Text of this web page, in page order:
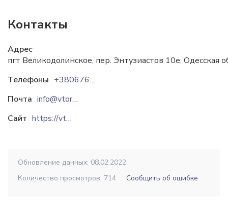
Контакты
Адрес
пгт Великодолинское, пер. Энтузиастов 10е, Одесская
Телефоны
+380676543900
Почта
info@vtor-resursy.com.ua
Сайт
https://vtor-resursy.com.ua
Обновление данных: 08.02.2022
Количество просмотров: 714
Сообщить об ошибке